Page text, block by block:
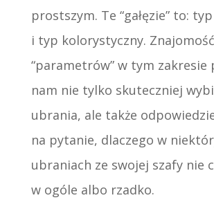
prostszym. Te “gałęzie” to:
i typ kolorystyczny.
“parametrów” w tym zakresie
nam nie tylko skuteczniej
ubrania, ale także
na pytanie, dlaczego w
ubraniach ze swojej szafy nie
w ogóle albo rzadko.